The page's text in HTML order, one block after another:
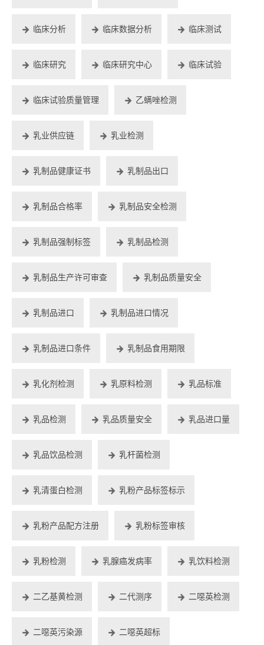
临床分析 临床数据分析 临床测试
临床研究 临床研究中心 临床试验
临床试验质量管理 乙螨唑检测
乳业供应链 乳业检测
乳制品健康证书 乳制品出口
乳制品合格率 乳制品安全检测
乳制品强制标签 乳制品检测
乳制品生产许可审查 乳制品质量安全
乳制品进口 乳制品进口情况
乳制品进口条件 乳制品食用期限
乳化剂检测 乳原料检测 乳品标准
乳品检测 乳品质量安全 乳品进口量
乳品饮品检测 乳杆菌检测
乳清蛋白检测 乳粉产品标签标示
乳粉产品配方注册 乳粉标签审核
乳粉检测 乳腺癌发病率 乳饮料检测
二乙基黄检测 二代测序 二噁英检测
二噁英污染源 二噁英超标